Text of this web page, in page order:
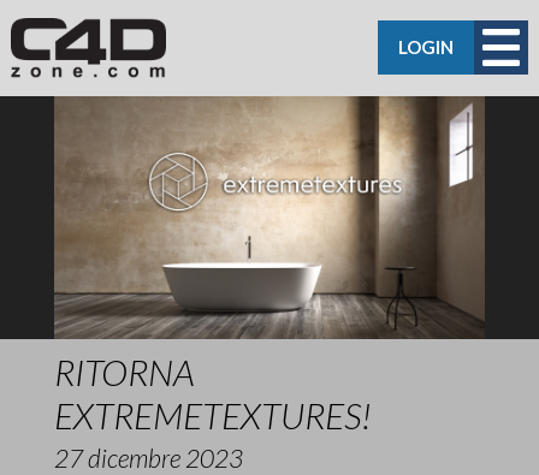
LOGIN
RITORNA
EXTREMETEXTURES!
27 dicembre 2023